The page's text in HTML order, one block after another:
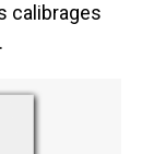
calibrages